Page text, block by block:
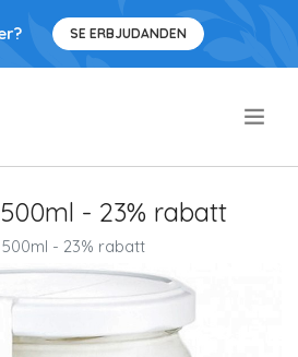
SE ERBJUDANDEN
- 23% rabatt
- 23% rabatt